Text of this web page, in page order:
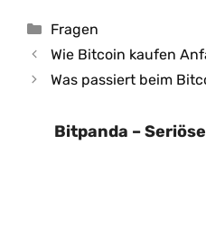
Kategorien
Fragen
Wie Bitcoin kaufen
Was passiert beim
Bitpanda –